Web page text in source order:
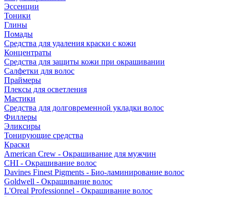
Эссенции
Тоники
Глины
Помады
Средства для удаления краски с кожи
Концентраты
Средства для защиты кожи при окрашивании
Салфетки для волос
Праймеры
Плексы для осветления
Мастики
Средства для долговременной укладки волос
Филлеры
Эликсиры
Тонирующие средства
Краски
American Crew - Окрашивание для мужчин
CHI - Окрашивание волос
Davines Finest Pigments - Био-ламинирование волос
Goldwell - Окрашивание волос
L'Oreal Professionnel - Окрашивание волос